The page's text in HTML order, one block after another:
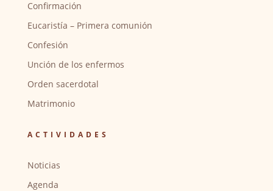
Confirmación
Eucaristía – Primera comunión
Confesión
Unción de los enfermos
Orden sacerdotal
Matrimonio
ACTIVIDADES
Noticias
Agenda